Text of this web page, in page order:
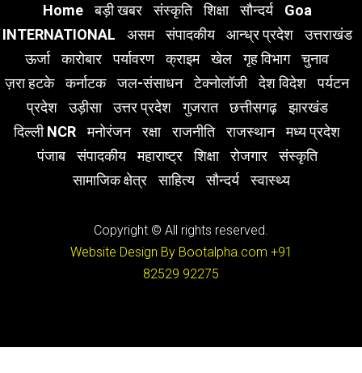
Home बड़ी खबर संस्कृति शिक्षा सौन्दर्य
Goa
INTERNATIONAL
असम संपादकीय आन्ध्र प्रदेश
उत्तराखंड
ऊर्जा
कारोबार पर्यावरण क्राइम खेल गृह विभाग
चुनाव
ज़रा हटके
कर्नाटक जल-संसाधन टेक्नोलॉजी देश विदेश
पर्यटन
प्रदेश
उड़ीसा उत्तर प्रदेश गुजरात छत्तीसगढ़
झारखंड
दिल्ली NCR
मनोरंजन रक्षा राजनीति राजस्थान
मध्य प्रदेश
पंजाब
संपादकीय महाराष्ट्र शिक्षा रोजगार
संस्कृति
सामाजिक क्षेत्र
साहित्य सौन्दर्य स्वास्थ्य
Copyright © All rights reserved.
Website Design By Bootalpha.com +91
82529 92275